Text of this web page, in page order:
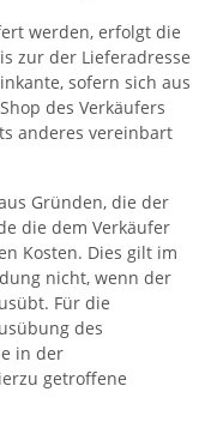
werden, erfolgt die
zur der Lieferadresse
sofern sich aus
des Verkäufers
anderes vereinbart
Gründen, die der
die dem Verkäufer
Kosten. Dies gilt im
nicht, wenn der
Für die
des
in der
getroffene